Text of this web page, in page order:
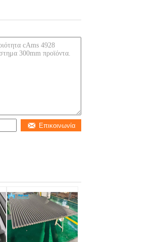
Επικοινωνία